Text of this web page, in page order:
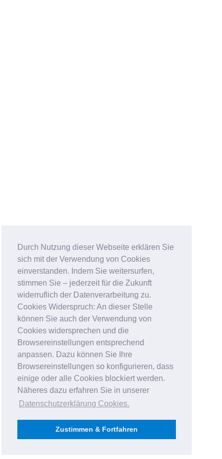
Durch Nutzung dieser Webseite erklären Sie
sich mit der Verwendung von Cookies
einverstanden. Indem Sie weitersurfen,
stimmen Sie – jederzeit für die Zukunft
widerruflich der Datenverarbeitung zu.
Cookies Widerspruch: An dieser Stelle
können Sie auch der Verwendung von
Cookies widersprechen und die
Browsereinstellungen entsprechend
anpassen. Dazu können Sie Ihre
Browsereinstellungen so konfigurieren, dass
einige oder alle Cookies blockiert werden.
Näheres dazu erfahren Sie in unserer
Datenschutzerklärung Cookies.
Zustimmen & Fortfahren